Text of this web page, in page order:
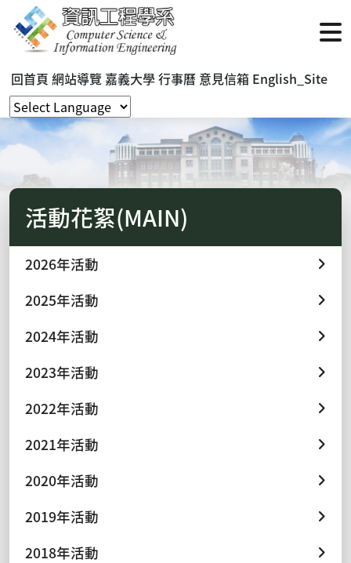
回首頁 網站導覽 嘉義大學行事曆 意見信箱 English_Site
活動花絮(MAIN)
2026年活動
2025年活動
2024年活動
2023年活動
2022年活動
2021年活動
2020年活動
2019年活動
2018年活動